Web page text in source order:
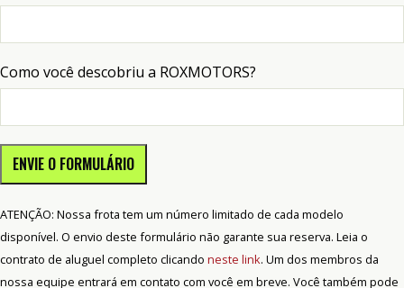
Como você descobriu a ROXMOTORS?
ENVIE O FORMULÁRIO
ATENÇÃO: Nossa frota tem um número limitado de cada modelo
disponível. O envio deste formulário não garante sua reserva. Leia o
contrato de aluguel completo clicando neste link. Um dos membros da
nossa equipe entrará em contato com você em breve. Você também pode